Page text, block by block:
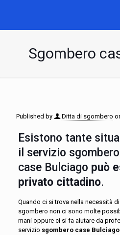
Sgombero
Published by Ditta di sgombero
Esistono tante
il servizio sgombero
case Bulciago può
privato cittadino.
Quando ci si trova nella necessità
sgombero non ci sono molte
mani oppure ci si fa aiutare da
servizio sgombero case Bulciago